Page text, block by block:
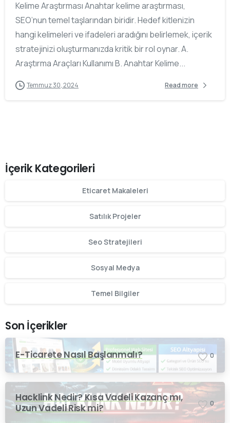
Kelime Araştırması Anahtar kelime araştırması,
SEO’nun temel taşlarından biridir. Hedef kitlenizin
hangi kelimeleri ve ifadeleri aradığını belirlemek, içerik
stratejinizi oluşturmanızda kritik bir rol oynar. A.
Araştırma Araçları Kullanımı B. Anahtar Kelime...
Temmuz 30, 2024 Read more
İçerik Kategorileri
Eticaret Makaleleri
Satılık Projeler
Seo Stratejileri
Sosyal Medya
Temel Bilgiler
Son İçerikler
E-Ticarete Nasıl Başlanmalı? 0
Hacklink Nedir? Kısa Vadeli Kazanç mı,
Uzun Vadeli Risk mi?
0